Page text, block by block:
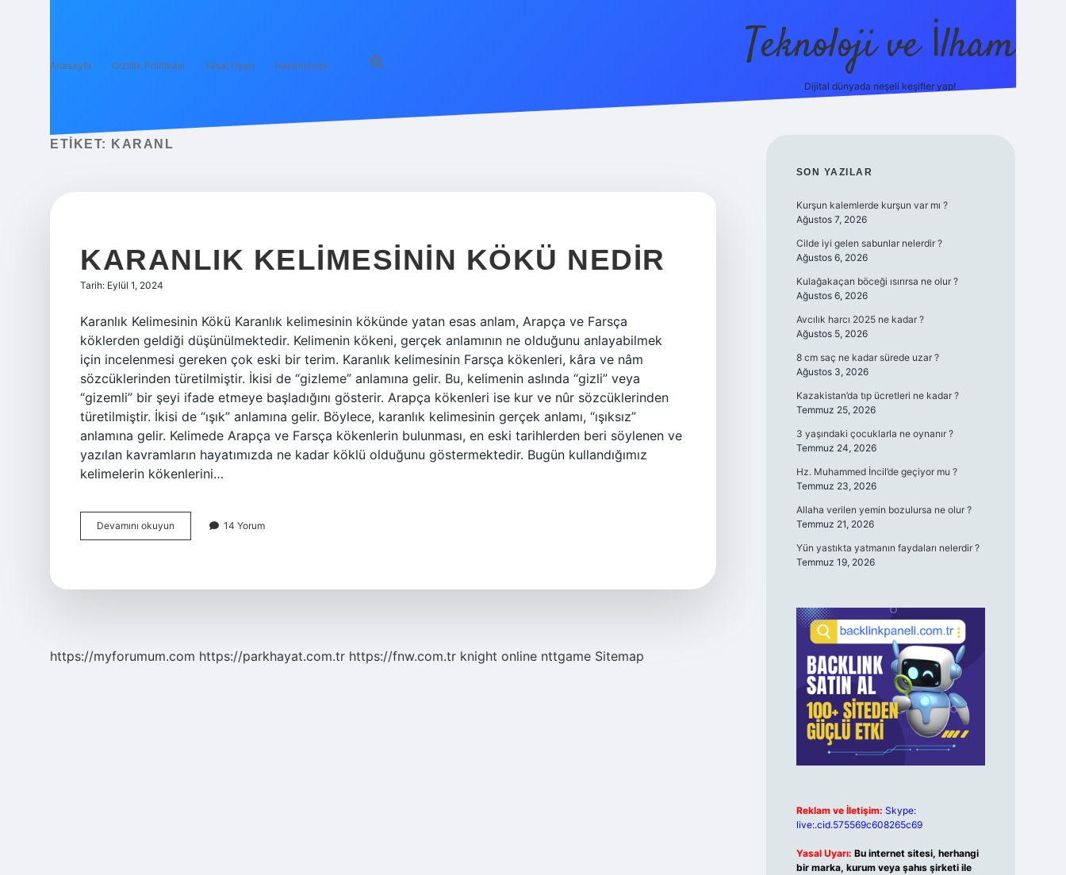
Anasayfa Gizlilik Politikası Yasal Uyarı Hakkımızda Teknoloji ve İlham
Dijital dünyada neşeli keşifler yap!
ETIKET: KARANL
KARANLIK KELIMESININ KÖKÜ NEDIR
Tarih: Eylül 1, 2024
Karanlık Kelimesinin Kökü Karanlık kelimesinin kökünde yatan esas anlam, Arapça ve Farsça
köklerden geldiği düşünülmektedir. Kelimenin kökeni, gerçek anlamının ne olduğunu anlayabilmek
için incelenmesi gereken çok eski bir terim. Karanlık kelimesinin Farsça kökenleri, kâra ve nâm
sözcüklerinden türetilmiştir. İkisi de “gizleme” anlamına gelir. Bu, kelimenin aslında “gizli” veya
“gizemli” bir şeyi ifade etmeye başladığını gösterir. Arapça kökenleri ise kur ve nûr sözcüklerinden
türetilmiştir. İkisi de “ışık” anlamına gelir. Böylece, karanlık kelimesinin gerçek anlamı, “ışıksız”
anlamına gelir. Kelimede Arapça ve Farsça kökenlerin bulunması, en eski tarihlerden beri söylenen ve
yazılan kavramların hayatımızda ne kadar köklü olduğunu göstermektedir. Bugün kullandığımız
kelimelerin kökenlerini…
Devamını okuyun Karanlık
kelimesinin
14 Yorum
https://myforumum.com https://parkhayat.com.tr https://fnw.com.tr knight online nttgame Sitemap
SIDEBAR
SON YAZILAR
Kurşun kalemlerde kurşun var mı ?
Ağustos 7, 2026
Cilde iyi gelen sabunlar nelerdir ?
Ağustos 6, 2026
Kulağakaçan böceği ısırırsa ne olur ?
Ağustos 6, 2026
Avcılık harcı 2025 ne kadar ?
Ağustos 5, 2026
8 cm saç ne kadar sürede uzar ?
Ağustos 3, 2026
Kazakistan’da tıp ücretleri ne kadar ?
Temmuz 25, 2026
3 yaşındaki çocuklarla ne oynanır ?
Temmuz 24, 2026
Hz. Muhammed İncil’de geçiyor mu ?
Temmuz 23, 2026
Allaha verilen yemin bozulursa ne olur ?
Temmuz 21, 2026
Yün yastıkta yatmanın faydaları nelerdir ?
Temmuz 19, 2026
Reklam ve İletişim: Skype:
live:.cid.575569c608265c69
Yasal Uyarı: Bu internet sitesi, herhangi
bir marka, kurum veya şahıs şirketi ile